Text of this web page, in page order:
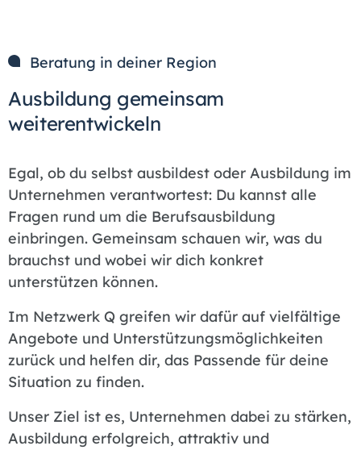
Beratung in deiner Region
Ausbildung gemeinsam
weiterentwickeln
Egal, ob du selbst ausbildest oder Ausbildung im
Unternehmen verantwortest: Du kannst alle
Fragen rund um die Berufsausbildung
einbringen. Gemeinsam schauen wir, was du
brauchst und wobei wir dich konkret
unterstützen können.
Im Netzwerk Q greifen wir dafür auf vielfältige
Angebote und Unterstützungsmöglichkeiten
zurück und helfen dir, das Passende für deine
Situation zu finden.
Unser Ziel ist es, Unternehmen dabei zu stärken,
Ausbildung erfolgreich, attraktiv und